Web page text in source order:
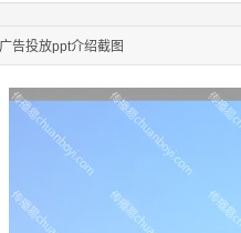
广告投放ppt介绍截图